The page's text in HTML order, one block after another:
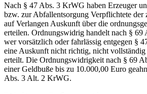
Nach § 47 Abs. 3 KrWG haben Erzeuger
bzw. zur Abfallentsorgung Verpflichtete der
auf Verlangen Auskunft über die
erteilen. Ordnungswidrig handelt nach §
wer vorsätzlich oder fahrlässig entgegen §
eine Auskunft nicht richtig, nicht
erteilt. Die Ordnungswidrigkeit nach § 69
einer Geldbuße bis zu 10.000,00 Euro
Abs. 3 Alt. 2 KrWG.